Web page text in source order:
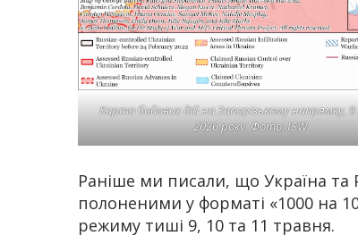
Карта бойових дій на Запорізькому напрямку,
2026 року. Фото: ISW
Раніше ми писали, що Україна та
полоненими у форматі «1000 на
режиму тиші 9, 10 та 11 травня.